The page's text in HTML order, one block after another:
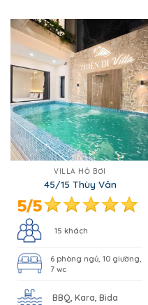
VILLA HỒ BƠI
45/15 Thùy Vân
15 khách
6 phòng ngủ, 10 giường,
7 wc
BBQ, Kara, Bida